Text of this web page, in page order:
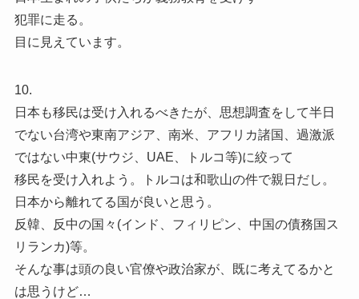
犯罪に走る。
目に見えています。
10.
日本も移民は受け入れるべきたが、思想調査をして半日
でない台湾や東南アジア、南米、アフリカ諸国、過激派
ではない中東(サウジ、UAE、トルコ等)に絞って
移民を受け入れよう。トルコは和歌山の件で親日だし。
日本から離れてる国が良いと思う。
反韓、反中の国々(インド、フィリピン、中国の債務国ス
リランカ)等。
そんな事は頭の良い官僚や政治家が、既に考えてるかと
は思うけど…